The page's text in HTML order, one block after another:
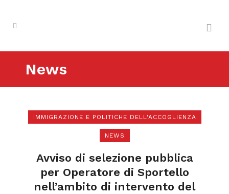
News
IMMIGRAZIONE E POLITICHE DELL'ACCOGLIENZA
NEWS
Avviso di selezione pubblica
per Operatore di Sportello
nell’ambito di intervento del